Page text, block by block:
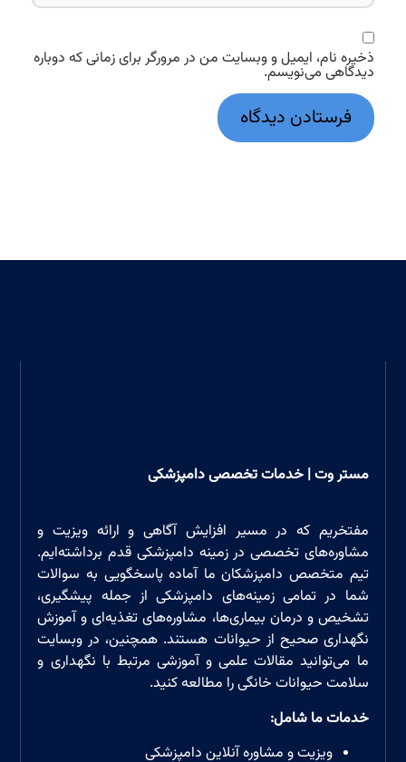
ذخیره نام، ایمیل و وبسایت من در مرورگر برای زمانی که دوباره
دیدگاهی می‌نویسم.
مستر وت | خدمات تخصصی دامپزشکی
مفتخریم که در مسیر افزایش آگاهی و ارائه ویزیت و
مشاوره‌های تخصصی در زمینه دامپزشکی قدم برداشته‌ایم.
تیم متخصص دامپزشکان ما آماده پاسخگویی به سوالات
شما در تمامی زمینه‌های دامپزشکی از جمله پیشگیری،
تشخیص و درمان بیماری‌ها، مشاوره‌های تغذیه‌ای و آموزش
نگهداری صحیح از حیوانات هستند. همچنین، در وبسایت
ما می‌توانید مقالات علمی و آموزشی مرتبط با نگهداری و
سلامت حیوانات خانگی را مطالعه کنید.
خدمات ما شامل:
ویزیت و مشاوره آنلاین دامپزشکی